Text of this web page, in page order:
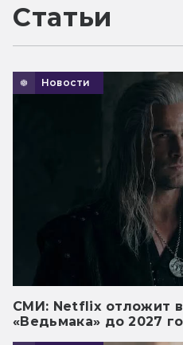
Статьи
Новости
СМИ: Netflix отложит
«Ведьмака» до 2027